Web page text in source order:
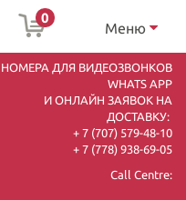
0
Меню
НОМЕРА ДЛЯ ВИДЕОЗВОНКОВ
WHATS APP
И ОНЛАЙН ЗАЯВОК НА
ДОСТАВКУ:
+ 7 (707) 579-48-10
+ 7 (778) 938-69-05
Call Centre: